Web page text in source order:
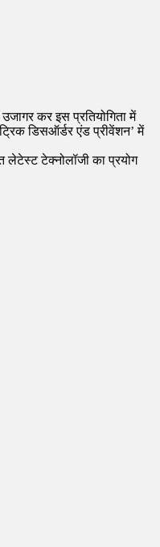
कर इस प्रतियोगिता में
डिसऑर्डर एंड प्रीवेंशन’ में
लेटेस्ट टेक्नोलॉजी का प्रयोग